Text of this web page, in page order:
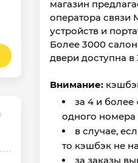
магазин
оператора
устройств и
Более 3000
двери доступна в
Внимание:
за 4 и более
одного номера
в случае,
то кэшбэк не
за заказы